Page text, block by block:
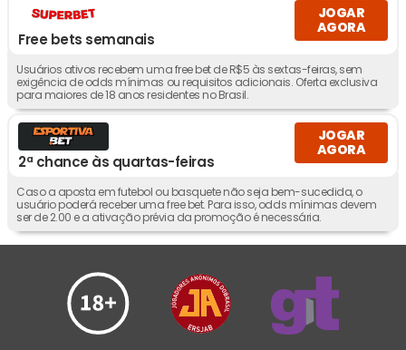
Free bets semanais
JOGAR
AGORA
Usuários ativos recebem uma free bet de R$5 às sextas-feiras, sem
exigência de odds mínimas ou requisitos adicionais. Oferta exclusiva
para maiores de 18 anos residentes no Brasil.
2ª chance às quartas-feiras
JOGAR
AGORA
Caso a aposta em futebol ou basquete não seja bem-sucedida, o
usuário poderá receber uma free bet. Para isso, odds mínimas devem
ser de 2.00 e a ativação prévia da promoção é necessária.